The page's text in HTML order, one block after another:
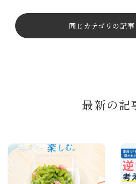
同じカテゴリの記
最新の記